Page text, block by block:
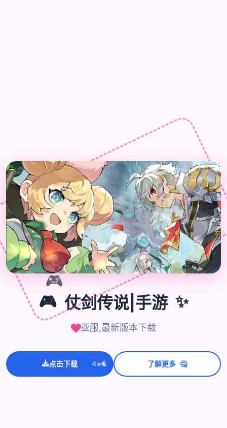
🎮
🎮 仗剑传说|手游 ✨
亚服,最新版本下载
点击下载 ✨⭐💫 了解更多 🤔